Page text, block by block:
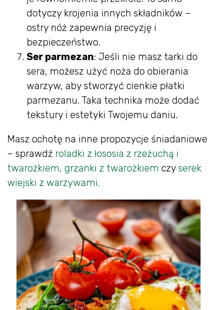
dotyczy krojenia innych składników –
ostry nóż zapewnia precyzję i
bezpieczeństwo.
Ser parmezan: Jeśli nie masz tarki do
sera, możesz użyć noża do obierania
warzyw, aby stworzyć cienkie płatki
parmezanu. Taka technika może dodać
tekstury i estetyki Twojemu daniu.
Masz ochotę na inne propozycje śniadaniowe
– sprawdź roladki z łososia z rzeżuchą i
twarożkiem, grzanki z twarożkiem czy serek
wiejski z warzywami.